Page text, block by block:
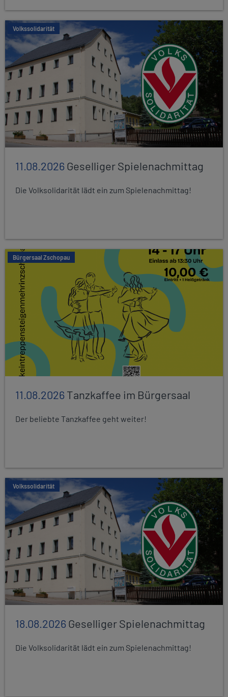
Volkssolidarität
11.08.2026Geselliger Spielenachmittag
Die Volksolidarität lädt ein zum Spielenachmittag!
Bürgersaal Zschopau
11.08.2026Tanzkaffee im Bürgersaal
Der beliebte Tanzkaffee geht weiter!
Volkssolidarität
18.08.2026Geselliger Spielenachmittag
Die Volksolidarität lädt ein zum Spielenachmittag!